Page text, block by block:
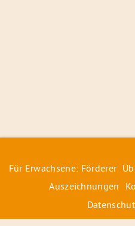
Für Erwachsene: Förderer
Auszeichnungen